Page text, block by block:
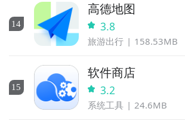
14
高德地图
3.8
旅游出行 158.53MB
15
软件商店
3.2
系统工具 24.6MB